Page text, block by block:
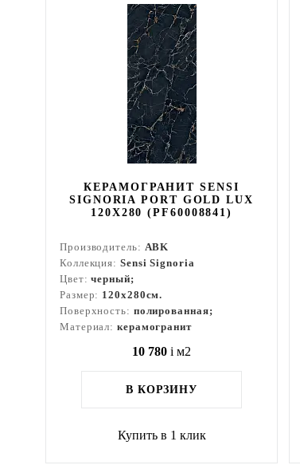
КЕРАМОГРАНИТ SENSI
SIGNORIA PORT GOLD LUX
120X280 (PF60008841)
Производитель: ABK
Коллекция: Sensi Signoria
Цвет:черный;
Размер: 120x280см.
Поверхность: полированная;
Материал: керамогранит
10 780 i м2
В КОРЗИНУ
Купить в 1 клик